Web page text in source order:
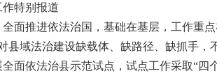
特别报道
推进依法治国，基础在基层，工作重点
域法治建设缺载体、缺路径、缺抓手，
面依法治县示范试点，试点工作采取“